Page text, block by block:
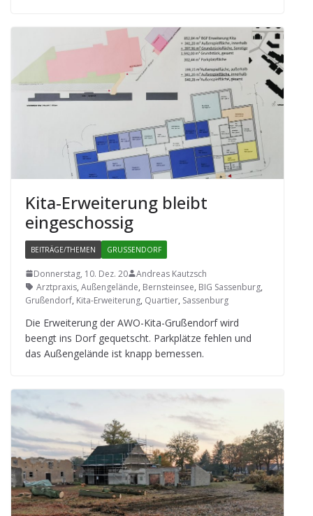
Kita-Erwei­te­rung bleibt
eingeschossig
BEITRÄGE/THEMEN GRUSSENDORF
Donnerstag, 10. Dez. 20
Andreas Kautzsch
Arztpraxis, Außengelände, Bernsteinsee, BIG Sassenburg,
Grußendorf, Kita-Erweiterung, Quartier, Sassenburg
Die Erwei­te­rung der AWO-Kita-Gru­ßen­dorf wird
beengt ins Dorf gequetscht. Park­plätze feh­len und
das Außen­ge­lände ist knapp bemessen.